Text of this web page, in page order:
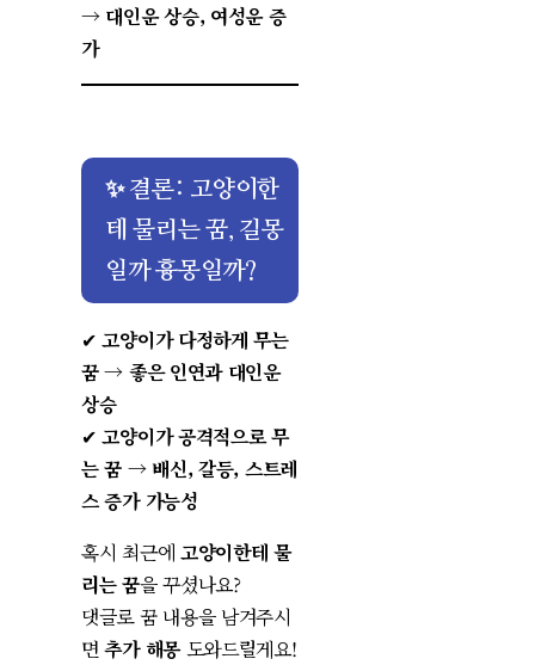
→ 대인운 상승, 여성운 증
가
✨ 결론: 고양이한
테 물리는 꿈, 길몽
일까 흉몽일까?
✔고양이가 다정하게 무는
꿈→ 좋은 인연과 대인운
상승
✔고양이가 공격적으로 무
는 꿈 → 배신, 갈등, 스트레
스 증가 가능성
혹시 최근에 고양이한테 물
리는 꿈을 꾸셨나요?
댓글로 꿈 내용을 남겨주시
면추가 해몽도와드릴게요!